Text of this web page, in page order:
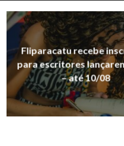
Fliparacatu recebe
para escritores
– até 10/08